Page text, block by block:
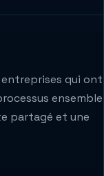
qui ont
ensemble
partagé et une